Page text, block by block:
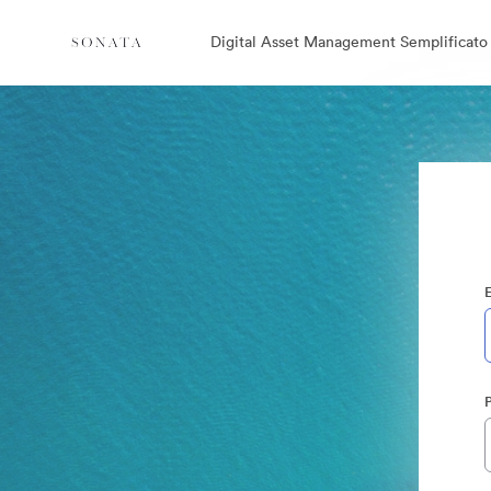
Digital Asset Management Semplificato